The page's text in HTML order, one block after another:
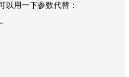
以用一下参数代替：